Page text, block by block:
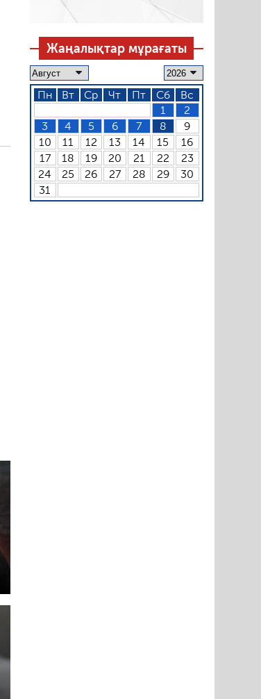
Жаңалықтар мұрағаты
Пн Вт Ср Чт Пт Сб
Вс
1
2
3
4 5 6 7 8
9
10
11 12 13 14 15
16
17
18 19 20 21 22
23
24
25 26 27 28 29
30
31